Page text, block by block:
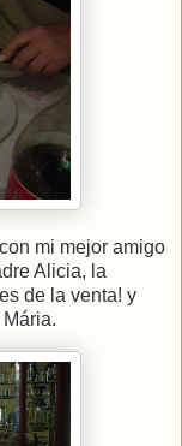
mi mejor amigo
Alicia, la
de la venta! y